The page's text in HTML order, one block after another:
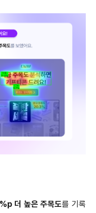
더 높은 주목도를 기록